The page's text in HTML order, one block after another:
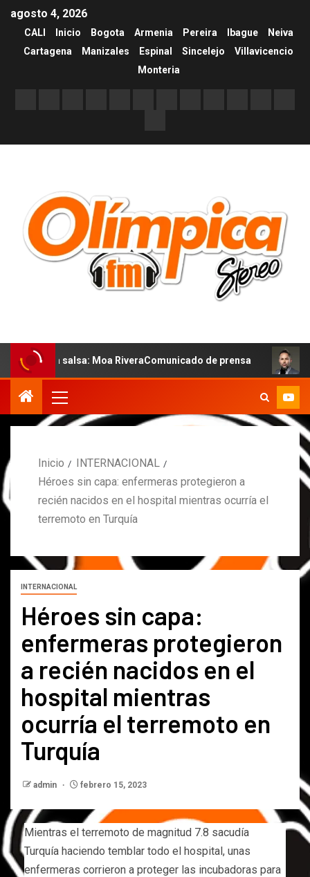
agosto 4, 2026
CALI Inicio Bogota Armenia Pereira Ibague
Neiva
Cartagena
Manizales Espinal Sincelejo
Villavicencio
Monteria
salsa: Moa RiveraComunicado de prensa MARCOS
Inicio
INTERNACIONAL
Héroes sin capa: enfermeras protegieron a
recién nacidos en el hospital mientras ocurría el
terremoto en Turquía
INTERNACIONAL
Héroes sin capa:
enfermeras protegieron
a recién nacidos en el
hospital mientras
ocurría el terremoto en
Turquía
admin febrero 15, 2023
Mientras el terremoto de magnitud 7.8 sacudía
Turquía haciendo temblar todo el hospital, unas
enfermeras corrieron a proteger las incubadoras para